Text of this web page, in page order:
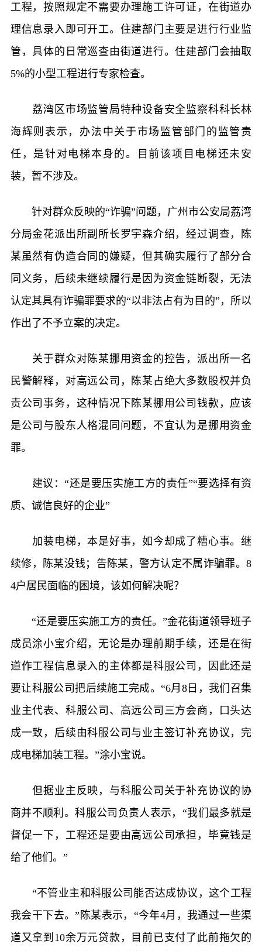
工程，按照规定不需要办理施工许可证，在街道办
理信息录入即可开工。住建部门主要是进行行业监
管，具体的日常巡查由街道进行。住建部门会抽取
5%的小型工程进行专家检查。
荔湾区市场监管局特种设备安全监察科科长林
海辉则表示，办法中关于市场监管部门的监管责
任，是针对电梯本身的。目前该项目电梯还未安
装，暂不涉及。
针对群众反映的“诈骗”问题，广州市公安局荔湾
分局金花派出所副所长罗宇森介绍，经过调查，陈
某虽然有伪造合同的嫌疑，但其确实履行了部分合
同义务，后续未继续履行是因为资金链断裂，无法
认定其具有诈骗罪要求的“以非法占有为目的”，所以
作出了不予立案的决定。
关于群众对陈某挪用资金的控告，派出所一名
民警解释，对高远公司，陈某占绝大多数股权并负
责公司事务，这种情况下陈某挪用公司钱款，应该
是公司与股东人格混同问题，不宜认为是挪用资金
罪。
建议：“还是要压实施工方的责任”“要选择有资
质、诚信良好的企业”
加装电梯，本是好事，如今却成了糟心事。继
续修，陈某没钱；告陈某，警方认定不属诈骗罪。8
4户居民面临的困境，该如何解决呢？
“还是要压实施工方的责任。”金花街道领导班子
成员涂小宝介绍，无论是办理前期手续，还是在街
道作工程信息录入的主体都是科服公司，因此还是
要让科服公司把后续施工完成。“6月8日，我们召集
业主代表、科服公司、高远公司三方会商，口头达
成一致，后续由科服公司与业主签订补充协议，完
成电梯加装工程。”涂小宝说。
但据业主反映，与科服公司关于补充协议的协
商并不顺利。科服公司负责人表示，“我们最多就是
督促一下，工程还是要由高远公司承担，毕竟钱是
给了他们。”
“不管业主和科服公司能否达成协议，这个工程
我会干下去。”陈某表示，“今年4月，我通过一些渠
道又拿到10余万元贷款，目前已支付了此前拖欠的